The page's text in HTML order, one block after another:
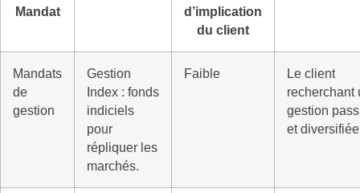
Mandat
d’implication
du client
Mandats
de
gestion
Gestion
Index : fonds
indiciels
pour
répliquer les
marchés.
Faible
Le client
recherchant
gestion
et